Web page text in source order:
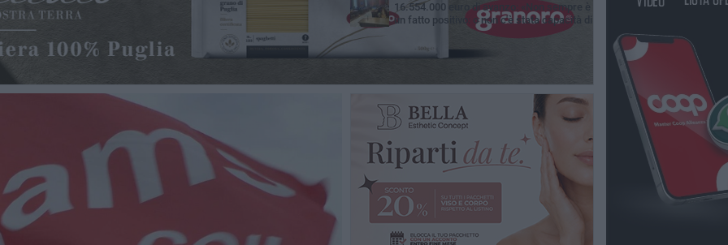
16.554.000 euro di avanzo: «Non sempre è
un fatto positivo: o non c'è stata capacità di
spesa o le entrate sono state troppo alte»